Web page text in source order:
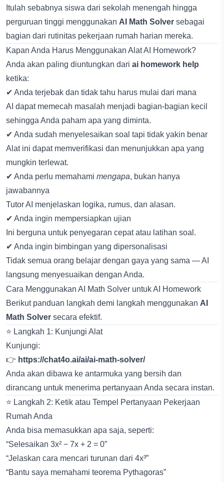
Itulah sebabnya siswa dari sekolah menengah hingga
perguruan tinggi menggunakan AI Math Solver sebagai
bagian dari rutinitas pekerjaan rumah harian mereka.
Kapan Anda Harus Menggunakan Alat AI Homework?
Anda akan paling diuntungkan dari ai homework help
ketika:
✔ Anda terjebak dan tidak tahu harus mulai dari mana
AI dapat memecah masalah menjadi bagian-bagian kecil
sehingga Anda paham apa yang diminta.
✔ Anda sudah menyelesaikan soal tapi tidak yakin benar
Alat ini dapat memverifikasi dan menunjukkan apa yang
mungkin terlewat.
✔ Anda perlu memahami mengapa, bukan hanya
jawabannya
Tutor AI menjelaskan logika, rumus, dan alasan.
✔ Anda ingin mempersiapkan ujian
Ini berguna untuk penyegaran cepat atau latihan soal.
✔ Anda ingin bimbingan yang dipersonalisasi
Tidak semua orang belajar dengan gaya yang sama — AI
langsung menyesuaikan dengan Anda.
Cara Menggunakan AI Math Solver untuk AI Homework
Berikut panduan langkah demi langkah menggunakan AI
Math Solver secara efektif.
⭐ Langkah 1: Kunjungi Alat
Kunjungi:
👉 https://chat4o.ai/ai/ai-math-solver/
Anda akan dibawa ke antarmuka yang bersih dan
dirancang untuk menerima pertanyaan Anda secara instan.
⭐ Langkah 2: Ketik atau Tempel Pertanyaan Pekerjaan
Rumah Anda
Anda bisa memasukkan apa saja, seperti:
“Selesaikan 3x² − 7x + 2 = 0”
“Jelaskan cara mencari turunan dari 4x³”
“Bantu saya memahami teorema Pythagoras”